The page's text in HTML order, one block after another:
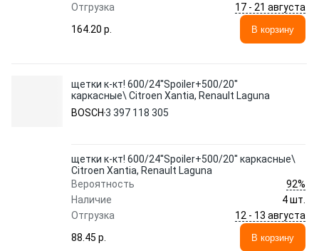
Отгрузка
17 - 21 августа
164.20 p.
В корзину
щетки к-кт! 600/24''Spoiler+500/20''
каркасные\ Citroen Xantia, Renault Laguna
BOSCH 3 397 118 305
щетки к-кт! 600/24''Spoiler+500/20'' каркасные\
Citroen Xantia, Renault Laguna
Вероятность
92%
Наличие
4 шт.
Отгрузка
12 - 13 августа
88.45 p.
В корзину